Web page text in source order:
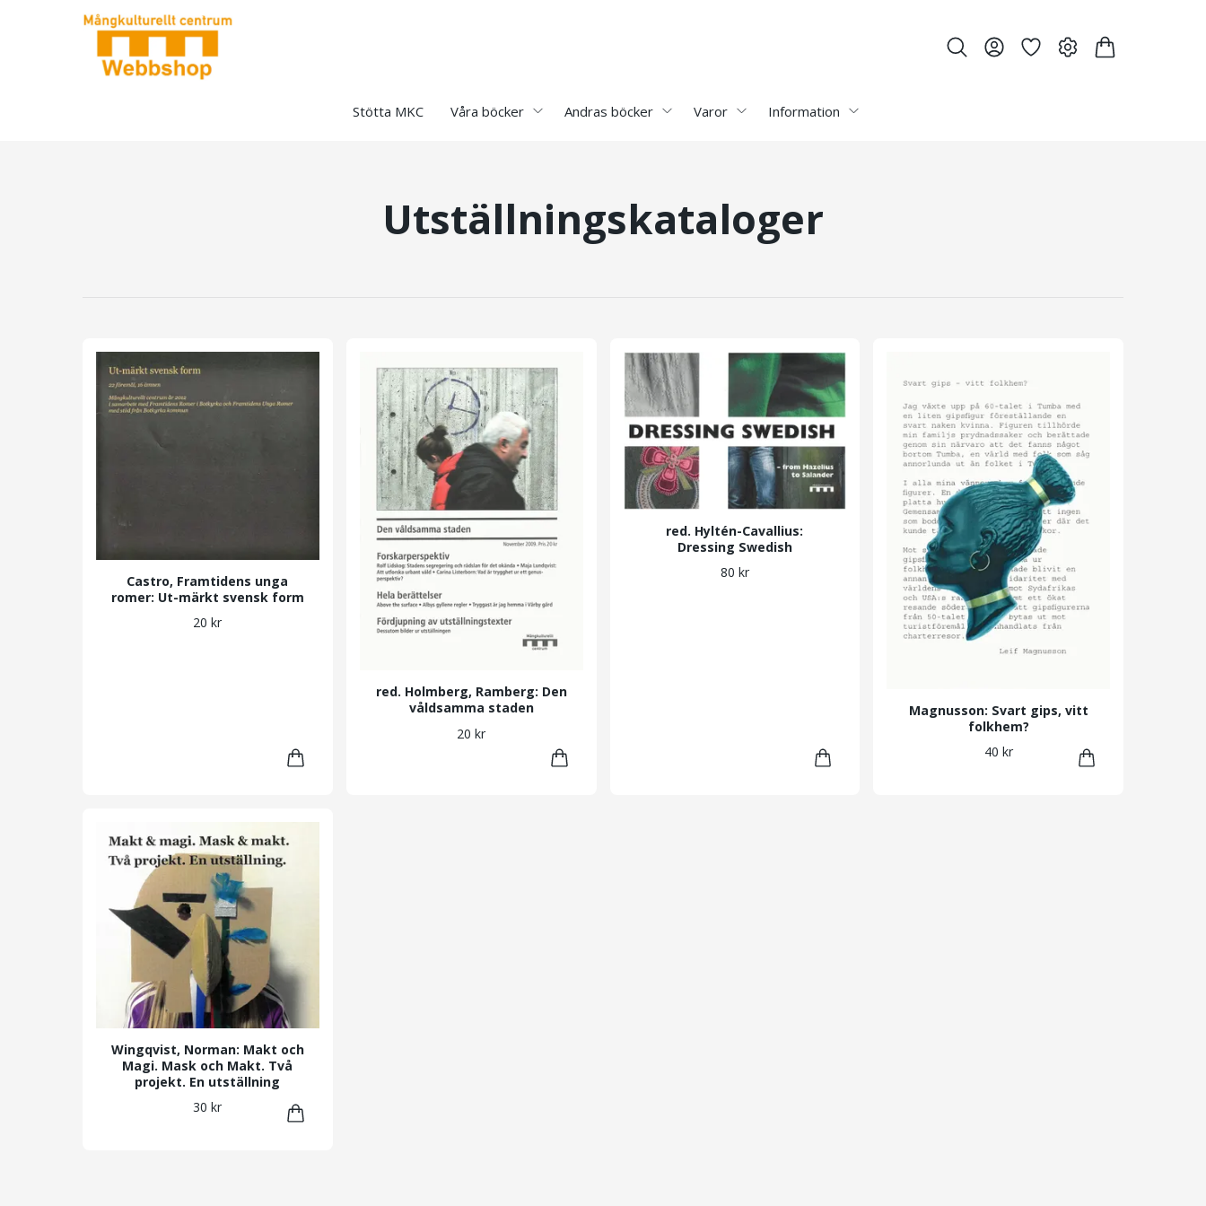
Stötta MKC Våra böcker Andras böcker Varor Information
Utställningskataloger
Castro, Framtidens unga
romer: Ut-märkt svensk form
20 kr
red. Holmberg, Ramberg: Den
våldsamma staden
20 kr
red. Hyltén-Cavallius:
Dressing Swedish
80 kr
Magnusson: Svart gips, vitt
folkhem?
40 kr
Wingqvist, Norman: Makt och
Magi. Mask och Makt. Två
projekt. En utställning
30 kr